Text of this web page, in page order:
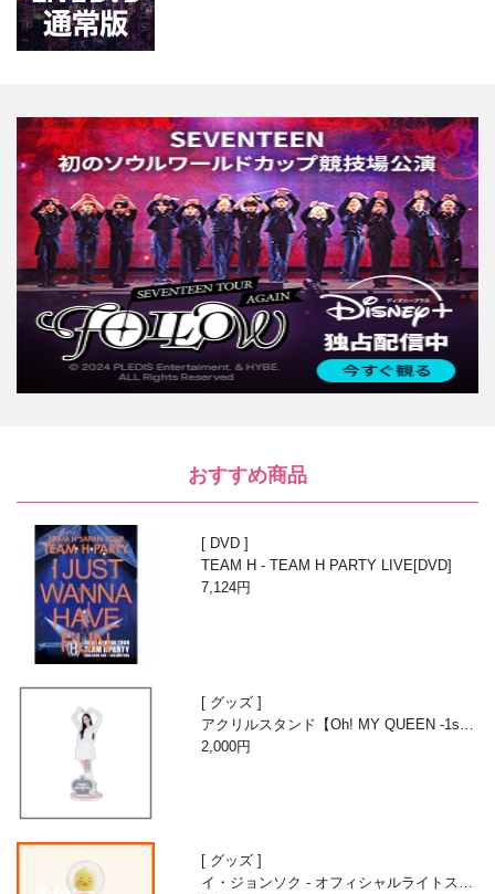
おすすめ商品
DVD
TEAM H - TEAM H PARTY LIVE[DVD]
7,124円
グッズ
アクリルスタンド【Oh! MY QUEEN -1st A
nniversary with Beans-】
2,000円
グッズ
イ・ジョンソク - オフィシャルライトステ